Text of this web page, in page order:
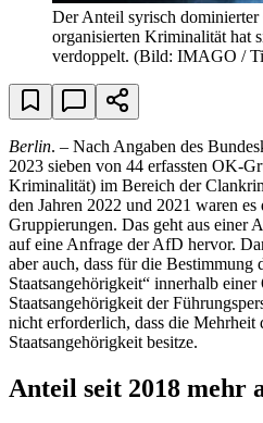
Der Anteil syrisch dominierter
organisierten Kriminalität hat
verdoppelt. (Bild: IMAGO /
Berlin. – Nach Angaben des
2023 sieben von 44 erfassten OK-
Kriminalität) im Bereich der
den Jahren 2022 und 2021 waren
Gruppierungen. Das geht aus einer
auf eine Anfrage der AfD hervor.
aber auch, dass für die Bestimmung
Staatsangehörigkeit“ innerhalb
Staatsangehörigkeit der
nicht erforderlich, dass die Mehrheit
Staatsangehörigkeit besitze.
Anteil seit 2018 mehr